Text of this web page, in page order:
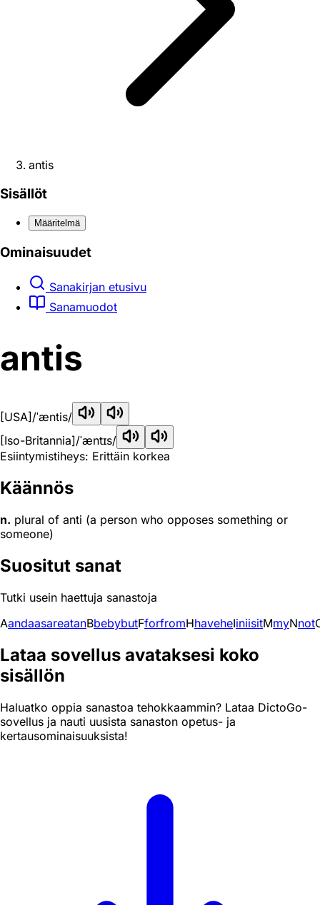
antis
Sisällöt
Määritelmä
Ominaisuudet
Sanakirjan etusivu
Sanamuodot
antis
[USA] /ˈæntis/
[Iso-Britannia]/ˈæntɪs/
Esiintymistiheys: Erittäin korkea
Käännös
n. plural of anti (a person who opposes something or
someone)
Suositut sanat
Tutki usein haettuja sanastoja
AandaasareatanBbebybutFforfromHhaveheIiniisitMmyNnot
Lataa sovellus avataksesi koko
sisällön
Haluatko oppia sanastoa tehokkaammin? Lataa DictoGo-
sovellus ja nauti uusista sanaston opetus- ja
kertausominaisuuksista!